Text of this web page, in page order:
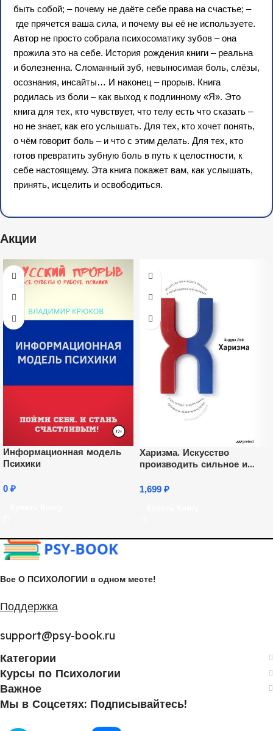
быть собой; – почему не даёте себе права на счастье; –
где прячется ваша сила, и почему вы её не используете.
Автор не просто собрала психосоматику зубов – она
прожила это на себе. История рождения книги – реальна
и болезненна. Сломанный зуб, невыносимая боль, слёзы,
осознания, инсайты… И наконец – прорыв. Книга
родилась из боли – как выход к подлинному «Я». Это
книга для тех, кто чувствует, что телу есть что сказать –
но не знает, как его услышать. Для тех, кто хочет понять,
о чём говорит боль – и что с этим делать. Для тех, кто
готов превратить зубную боль в путь к целостности, к
себе настоящему. Эта книга покажет вам, как услышать,
принять, исцелить и освободиться.
Акции
Информационная модель
Психики
0 ₽
Харизма. Искусство
производить сильное и
1,699 ₽
Все О ПСИХОЛОГИИ в одном месте!
Поддержка
support@psy-book.ru
Категории
Курсы по Психологии
Важное
Мы в Соцсетях: Подписывайтесь!